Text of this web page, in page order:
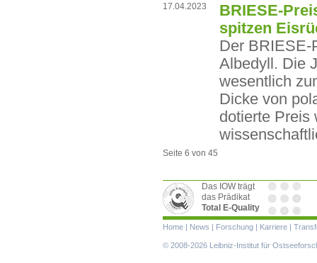
17.04.2023
BRIESE-
spitzen
Der BRIESE-
Albedyll. Die
wesentlich
Dicke von
dotierte Preis
Seite 6 von 45
Das IOW trägt
das Prädikat
Total E-Quality
Navigation
überspringen
Home | News | Forschung | Karriere |
© 2008-2026 Leibniz-Institut für